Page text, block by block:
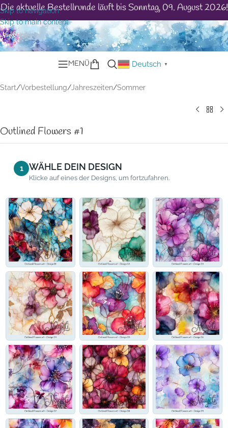
Skip to navigation
Skip to main content
Die aktuelle Bestellrunde läuft bis Sonntag, 09. August 2026!
MENÜ Deutsch ▼
Start/Vorbestellung/Jahreszeiten/Sommer
Outlined Flowers #1
1 WÄHLE DEIN DESIGN
Klicke auf eines der Designs, um fortzufahren.